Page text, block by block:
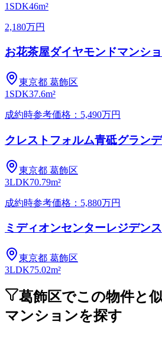
1SDK46m²
2,180万円
お花茶屋ダイヤモンドマンシ
東京都 葛飾区
1SDK37.6m²
成約時参考価格：5,490万円
クレストフォルム青砥グラン
東京都 葛飾区
3LDK70.79m²
成約時参考価格：5,880万円
ミディオンセンターレジデンス
東京都 葛飾区
3LDK75.02m²
葛飾区でこの物件と
マンションを探す